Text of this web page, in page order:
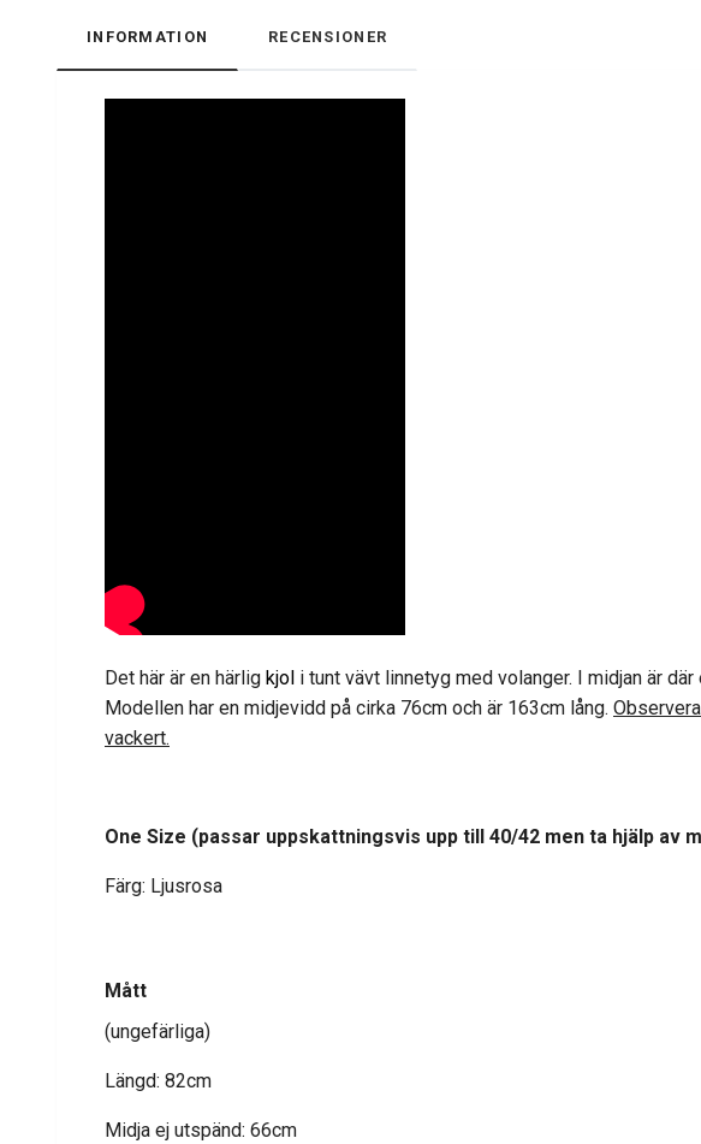
INFORMATION RECENSIONER
Det här är en härlig kjol i tunt vävt linnetyg med volanger. I midjan är
Modellen har en midjevidd på cirka 76cm och är 163cm lång.
vackert.
One Size (passar uppskattningsvis upp till 40/42 men ta hjälp av
Färg: Ljusrosa
Mått
(ungefärliga)
Längd: 82cm
Midja ej utspänd: 66cm